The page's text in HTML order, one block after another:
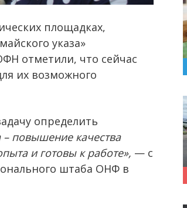
площадках,
указа»
отметили, что сейчас
их возможного
определить
– повышение качества
и готовы к работе», — с
штаба ОНФ в